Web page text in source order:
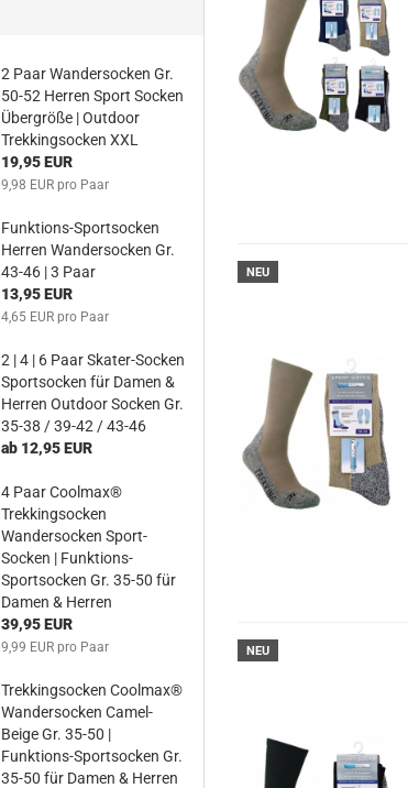
NEU
NEU
2 Paar Wandersocken Gr.
50-52 Herren Sport Socken
Übergröße | Outdoor
Trekkingsocken XXL
19,95 EUR
9,98 EUR pro Paar
Funktions-Sportsocken
Herren Wandersocken Gr.
43-46 | 3 Paar
13,95 EUR
4,65 EUR pro Paar
2 | 4 | 6 Paar Skater-Socken
Sportsocken für Damen &
Herren Outdoor Socken Gr.
35-38 / 39-42 / 43-46
ab 12,95 EUR
4 Paar Coolmax®
Trekkingsocken
Wandersocken Sport-
Socken | Funktions-
Sportsocken Gr. 35-50 für
Damen & Herren
39,95 EUR
9,99 EUR pro Paar
Trekkingsocken Coolmax®
Wandersocken Camel-
Beige Gr. 35-50 |
Funktions-Sportsocken Gr.
35-50 für Damen & Herren